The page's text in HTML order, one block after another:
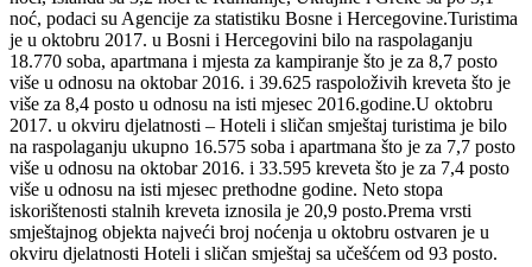
noć, podaci su Agencije za statistiku Bosne i Hercegovine.Turistima
je u oktobru 2017. u Bosni i Hercegovini bilo na raspolaganju
18.770 soba, apartmana i mjesta za kampiranje što je za 8,7 posto
više u odnosu na oktobar 2016. i 39.625 raspoloživih kreveta što je
više za 8,4 posto u odnosu na isti mjesec 2016.godine.U oktobru
2017. u okviru djelatnosti – Hoteli i sličan smještaj turistima je bilo
na raspolaganju ukupno 16.575 soba i apartmana što je za 7,7 posto
više u odnosu na oktobar 2016. i 33.595 kreveta što je za 7,4 posto
više u odnosu na isti mjesec prethodne godine. Neto stopa
iskorištenosti stalnih kreveta iznosila je 20,9 posto.Prema vrsti
smještajnog objekta najveći broj noćenja u oktobru ostvaren je u
okviru djelatnosti Hoteli i sličan smještaj sa učešćem od 93 posto.